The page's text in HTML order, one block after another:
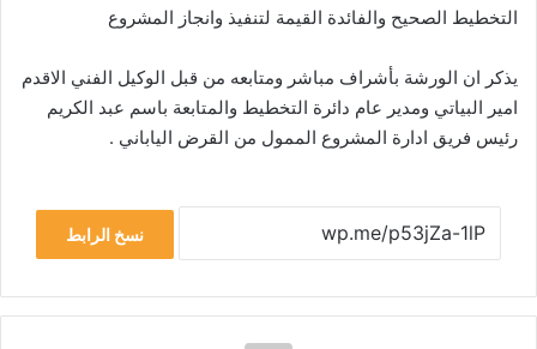
التخطيط الصحيح والفائدة القيمة لتنفيذ وانجاز المشروع
يذكر ان الورشة بأشراف مباشر ومتابعه من قبل الوكيل الفني الاقدم
امير البياتي ومدير عام دائرة التخطيط والمتابعة باسم عبد الكريم
رئيس فريق ادارة المشروع الممول من القرض الياباني .
نسخ الرابط